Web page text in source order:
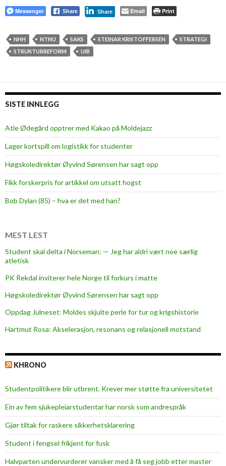
Messenger Share Share Email Print
NHH NTNU SAKS STEINAR KRISTOFFERSEN
STRATEGI
STRUKTURREFORM
UIB
SISTE INNLEGG
Atle Ødegård opptrer med Kakao på Moldejazz
Lager kortspill om logistikk for studenter
Høgskoledirektør Øyvind Sørensen har sagt opp
Fikk forskerpris for artikkel om utsatt hogst
Bob Dylan (85) – hva er det med han?
MEST LEST
Student skal delta i Norseman: — Jeg har aldri vært noe særlig
atletisk
PK Rekdal inviterer hele Norge til forkurs i matte
Høgskoledirektør Øyvind Sørensen har sagt opp
Oppdag Julneset: Moldes skjulte perle for tur og krigshistorie
Hartmut Rosa: Akselerasjon, resonans og relasjonell motstand
KHRONO
Studentpolitikere blir utbrent. Krever mer støtte fra universitetet
Ein av fem sjukepleiar­studentar har norsk som andrespråk
Gjør tiltak for raskere sikkerhets­klarering
Student i fengsel frikjent for fusk
Halvparten undervurderer vansker med å få seg jobb etter master